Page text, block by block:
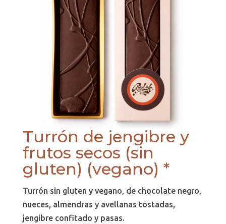
Turrón de jengibre y
frutos secos (sin
gluten) (vegano) *
Turrón sin gluten y vegano, de chocolate negro,
nueces, almendras y avellanas tostadas,
jengibre confitado y pasas.